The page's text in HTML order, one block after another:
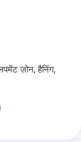
ज़ोन, हैनिंग,